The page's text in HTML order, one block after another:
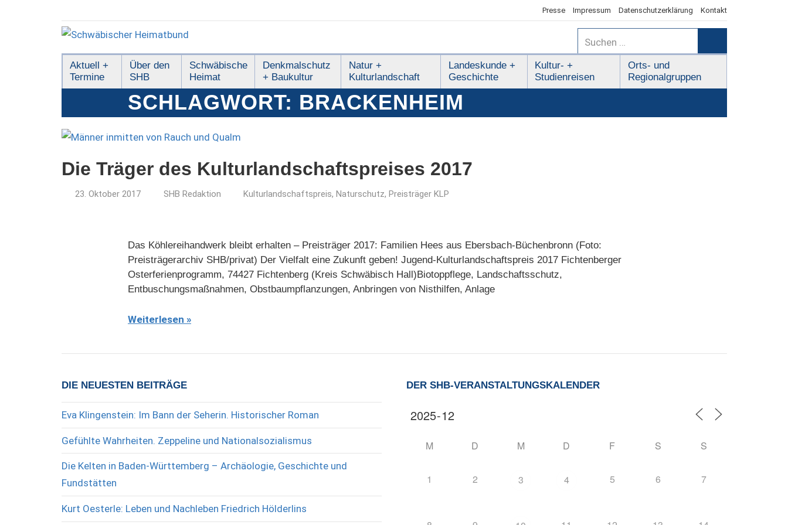
Presse Impressum Datenschutzerklärung Kontakt
Schwäbischer
Heimatbund
Suchen
nach:
Aktuell +
Termine
Über den
SHB
Schwäbische
Heimat
Denkmalschutz
+ Baukultur
Natur +
Kulturlandschaft
Landeskunde +
Geschichte
Kultur- +
Studienreisen
Orts- und
Regionalgruppen
SCHLAGWORT: BRACKENHEIM
Die Träger des Kulturlandschaftspreises 2017
23. Oktober 2017 SHB Redaktion Kulturlandschaftspreis, Naturschutz, Preisträger KLP
Das Köhlereihandwerk bleibt erhalten – Preisträger 2017: Familien Hees aus Ebersbach-Büchenbronn (Foto:
Preisträgerarchiv SHB/privat) Der Vielfalt eine Zukunft geben! Jugend-Kulturlandschaftspreis 2017 Fichtenberger
Osterferienprogramm, 74427 Fichtenberg (Kreis Schwäbisch Hall)Biotoppflege, Landschaftsschutz,
Entbuschungsmaßnahmen, Obstbaumpflanzungen, Anbringen von Nisthilfen, Anlage
Weiterlesen
DIE NEUESTEN BEITRÄGE
Eva Klingenstein: Im Bann der Seherin. Historischer Roman
Gefühlte Wahrheiten. Zeppeline und Nationalsozialismus
Die Kelten in Baden-Württemberg – Archäologie, Geschichte und
Fundstätten
Kurt Oesterle: Leben und Nachleben Friedrich Hölderlins
DER SHB-VERANSTALTUNGSKALENDER
M D M D F S S
1 2 3 4 5 6 7